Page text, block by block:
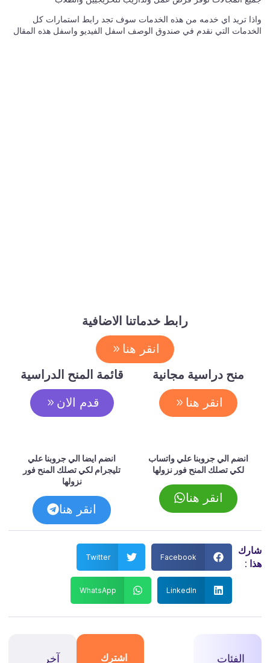
واذا تريد اي خدمه من هذه الخدمات سوف تجد رابط استمارات كل
الخدمات التي نقدم في صندوق الوصف اسفل الفيديو واسفل هذه المقال
رابط خدماتنا الاضافية
انقر هنا
منح دراسية مجانية
انقر هنا
قائمة المنح الدراسية
قدم الان
انضم الي جروبنا علي واتساب
لكي تصلك المنح فور نزولها
انقر هنا
انضم ايضا الي جروبنا علي
تليجرام لكي تصلك المنح فور
نزولها
انقر هنا
شارك
هذا :
Facebook
Twitter
LinkedIn
WhatsApp
الفئات
اشترك
آخر